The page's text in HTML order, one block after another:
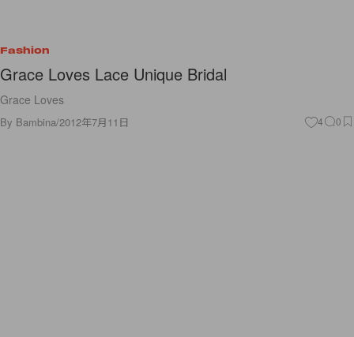
Fashion
Grace Loves Lace Unique Bridal
Grace Loves
By Bambina/2012年7月11日 4 0